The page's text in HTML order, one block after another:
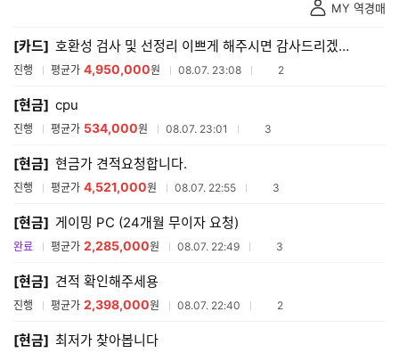
견
적
스
트
MY 역경매
[카드] 호환성 검사 및 선정리 이쁘게 해주시면 감사드리겠습니다
진행 평균가 4,950,000원 08.07. 23:08 참여업체수
2
[현금] cpu
진행 평균가 534,000원 08.07. 23:01 참여업체수
3
[현금] 현금가 견적요청합니다.
진행 평균가 4,521,000원 08.07. 22:55 참여업체수
3
[현금] 게이밍 PC (24개월 무이자 요청)
완료 평균가 2,285,000원 08.07. 22:49 참여업체수
3
[현금] 견적 확인해주세용
진행 평균가 2,398,000원 08.07. 22:40 참여업체수
2
[현금] 최저가 찾아봅니다